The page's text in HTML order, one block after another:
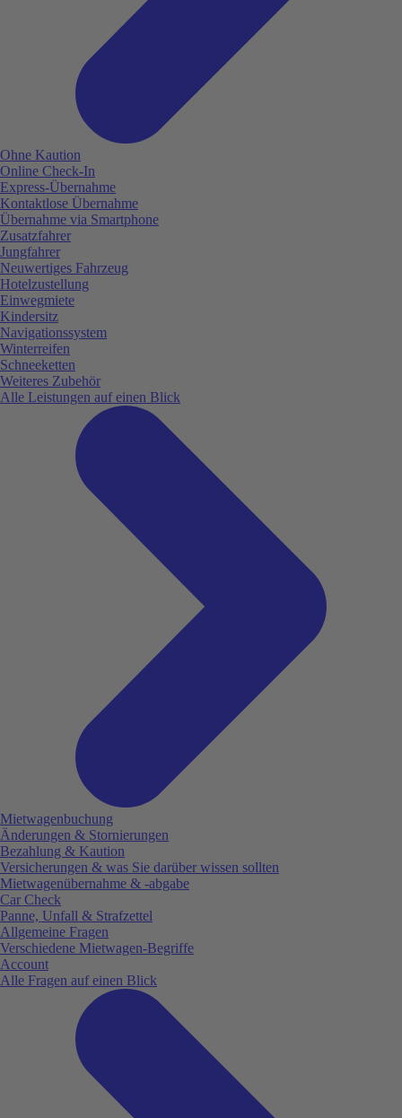
Ohne Kaution
Online Check-In
Express-Übernahme
Kontaktlose Übernahme
Übernahme via Smartphone
Zusatzfahrer
Jungfahrer
Neuwertiges Fahrzeug
Hotelzustellung
Einwegmiete
Kindersitz
Navigationssystem
Winterreifen
Schneeketten
Weiteres Zubehör
Alle Leistungen auf einen Blick
Mietwagenbuchung
Änderungen & Stornierungen
Bezahlung & Kaution
Versicherungen & was Sie darüber wissen sollten
Mietwagenübernahme & -abgabe
Car Check
Panne, Unfall & Strafzettel
Allgemeine Fragen
Verschiedene Mietwagen-Begriffe
Account
Alle Fragen auf einen Blick